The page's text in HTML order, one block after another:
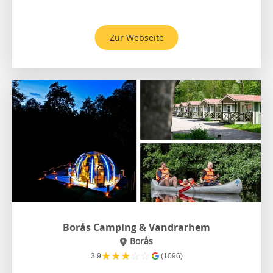
Zur Webseite
Borås Camping & Vandrarhem
Borås
3.9★★★☆ ☆ (1096)